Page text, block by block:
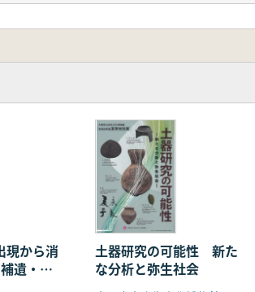
シンポジウム 「更新世における海と
現から消
遺・論
土器研究の可能性 新た
な分析と弥生社会